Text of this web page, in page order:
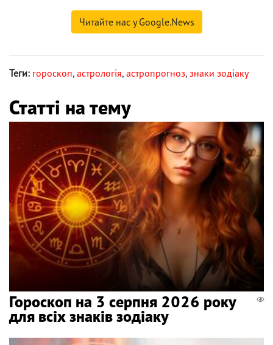
Читайте нас у Google.News
Теги: гороскоп, астрологія, астропрогноз, знаки зодіаку
Статті на тему
Гороскоп на 3 серпня 2026 року
для всіх знаків зодіаку